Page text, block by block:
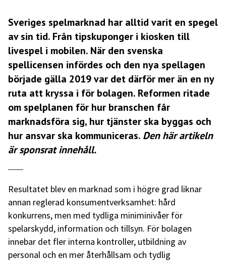
Sveriges spelmarknad har alltid varit en spegel
av sin tid. Från tipskuponger i kiosken till
livespel i mobilen. När den svenska
spellicensen infördes och den nya spellagen
började gälla 2019 var det därför mer än en ny
ruta att kryssa i för bolagen. Reformen ritade
om spelplanen för hur branschen får
marknadsföra sig, hur tjänster ska byggas och
hur ansvar ska kommuniceras. Den här artikeln
är sponsrat innehåll.
Resultatet blev en marknad som i högre grad liknar
annan reglerad konsumentverksamhet: hård
konkurrens, men med tydliga miniminivåer för
spelarskydd, information och tillsyn. För bolagen
innebar det fler interna kontroller, utbildning av
personal och en mer återhållsam och tydlig